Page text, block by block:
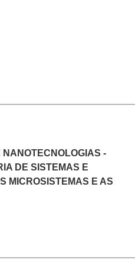
NANOTECNOLOGIAS -
DE SISTEMAS E
MICROSISTEMAS E AS